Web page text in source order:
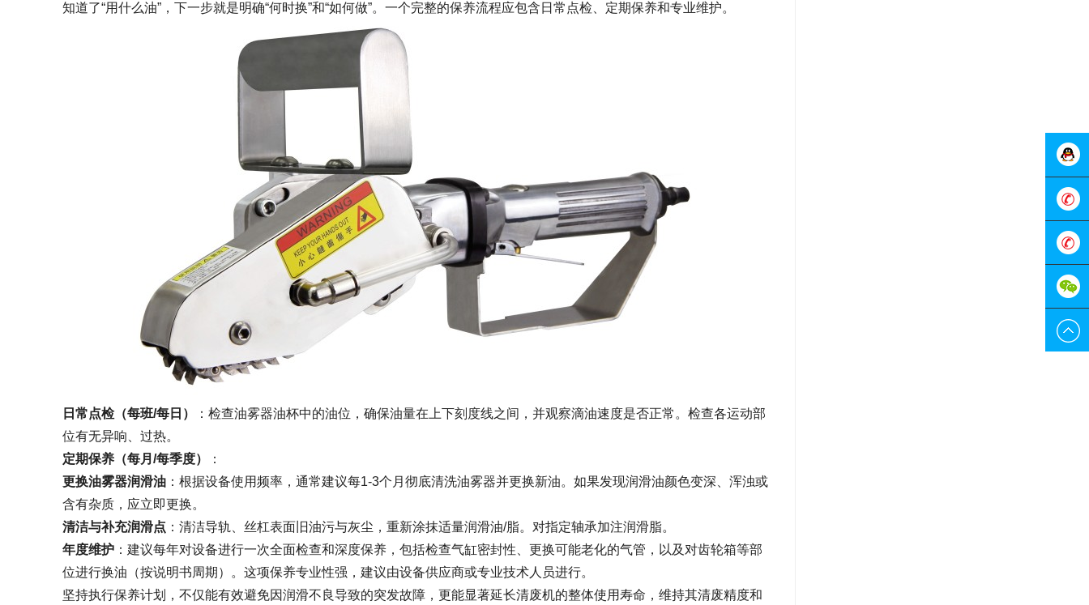
知道了“用什么油”，下一步就是明确“何时换”和“如何做”。一个完整的保养流程应包含日常点检、定期保养和专业维护。
日常点检（每班/每日）
：检查油雾器油杯中的油位，确保油量在上下刻度线之间，并观察滴油速度是否正常。检查各运动部
位有无异响、过热。
定期保养（每月/每季度）
：
更换油雾器润滑油 ：根据设备使用频率，通常建议每1-3个月彻底清洗油雾器并更换新油。如果发现润滑油颜色变深、浑浊或
含有杂质，应立即更换。
清洁与补充润滑点 ：清洁导轨、丝杠表面旧油污与灰尘，重新涂抹适量润滑油/脂。对指定轴承加注润滑脂。
年度维护 ：建议每年对设备进行一次全面检查和深度保养，包括检查气缸密封性、更换可能老化的气管，以及对齿轮箱等部
位进行换油（按说明书周期）。这项保养专业性强，建议由设备供应商或专业技术人员进行。
坚持执行保养计划，不仅能有效避免因润滑不良导致的突发故障，更能显著延长清废机的整体使用寿命，维持其清废精度和
在线客
0755-